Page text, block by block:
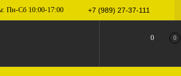
Пн-Сб 10:00-17:00 +7 (989) 27-37-111
0 0